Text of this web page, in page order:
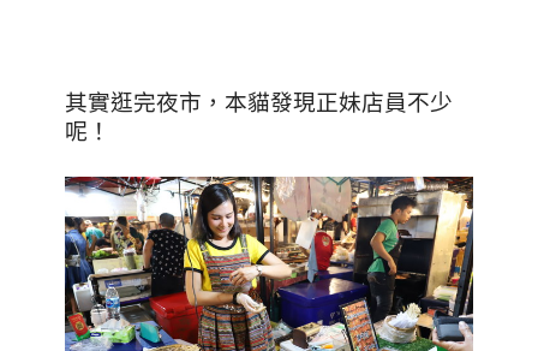
其實逛完夜市，本貓發現正妹店員不少
呢！